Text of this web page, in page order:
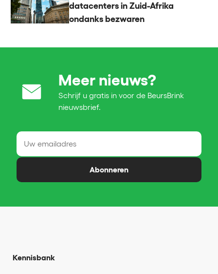
datacenters in Zuid-Afrika
ondanks bezwaren
Meer nieuws?
Schrijf u gratis in voor de BeursBrink
nieuwsbrief.
Abonneren
Kennisbank